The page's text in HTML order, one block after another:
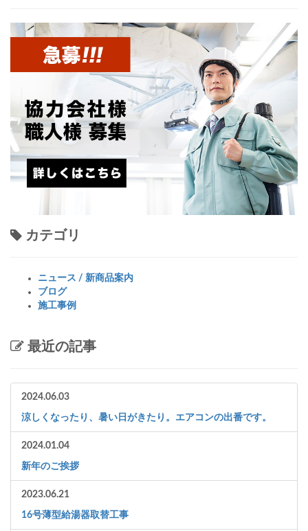
カテゴリ
ニュース / 新商品案内
ブログ
施工事例
最近の記事
2024.06.03
涼しくなったり、暑い日がきたり。エアコンの出番です。
2024.01.04
新年のご挨拶
2023.06.21
16号薄型給湯器取替工事